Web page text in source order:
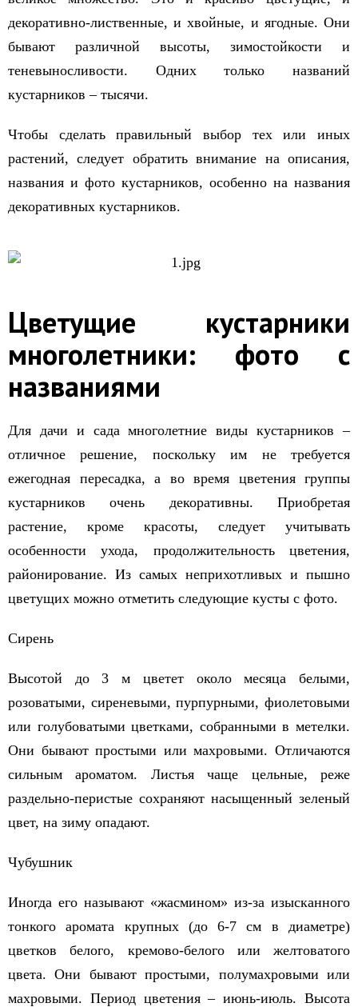
декоративно-лиственные, и хвойные, и ягодные. Они
бывают различной высоты, зимостойкости и
теневыносливости. Одних только названий
кустарников – тысячи.
Чтобы сделать правильный выбор тех или иных
растений, следует обратить внимание на описания,
названия и фото кустарников, особенно на названия
декоративных кустарников.
Цветущие кустарники
многолетники: фото с
названиями
Для дачи и сада многолетние виды кустарников –
отличное решение, поскольку им не требуется
ежегодная пересадка, а во время цветения группы
кустарников очень декоративны. Приобретая
растение, кроме красоты, следует учитывать
особенности ухода, продолжительность цветения,
районирование. Из самых неприхотливых и пышно
цветущих можно отметить следующие кусты с фото.
Сирень
Высотой до 3 м цветет около месяца белыми,
розоватыми, сиреневыми, пурпурными, фиолетовыми
или голубоватыми цветками, собранными в метелки.
Они бывают простыми или махровыми. Отличаются
сильным ароматом. Листья чаще цельные, реже
раздельно-перистые сохраняют насыщенный зеленый
цвет, на зиму опадают.
Чубушник
Иногда его называют «жасмином» из-за изысканного
тонкого аромата крупных (до 6-7 см в диаметре)
цветков белого, кремово-белого или желтоватого
цвета. Они бывают простыми, полумахровыми или
махровыми. Период цветения – июнь-июль. Высота